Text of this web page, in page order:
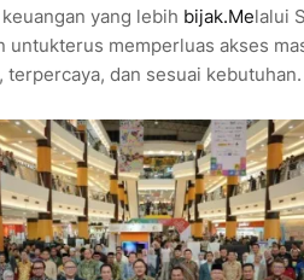
yang lebih bijak.Melalui
memperluas akses
terpercaya, dan sesuai kebutuhan.